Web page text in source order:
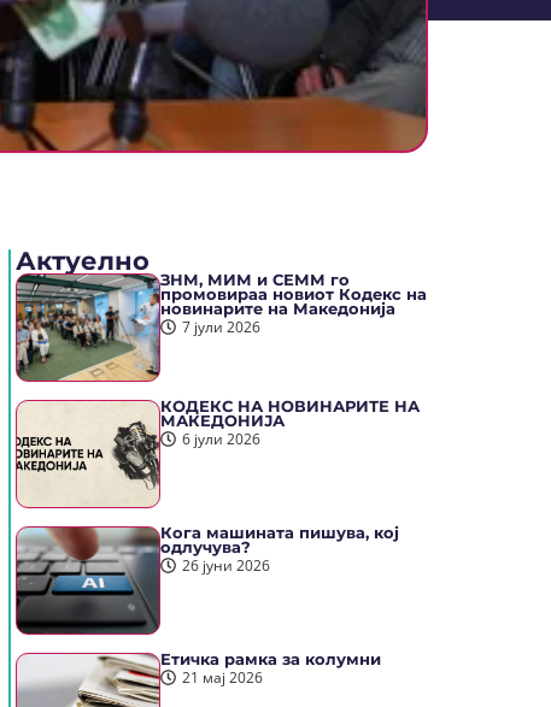
Актуелно
ЗНМ, МИМ и СЕММ го
промовираа новиот Кодекс на
новинарите на Македонија
7 јули 2026
КОДЕКС НА НОВИНАРИТЕ НА
МАКЕДОНИЈА
6 јули 2026
Кога машината пишува, кој
одлучува?
26 јуни 2026
Етичка рамка за колумни
21 мај 2026